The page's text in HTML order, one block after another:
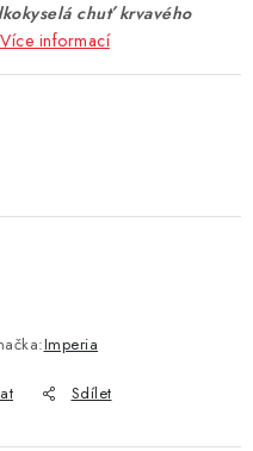
chuť krvavého
Více informací
Imperia
Sdílet